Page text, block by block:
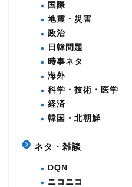
国際
地震・災害
政治
日韓問題
時事ネタ
海外
科学・技術・医学
経済
韓国・北朝鮮
ネタ・雑談
DQN
ニコニコ